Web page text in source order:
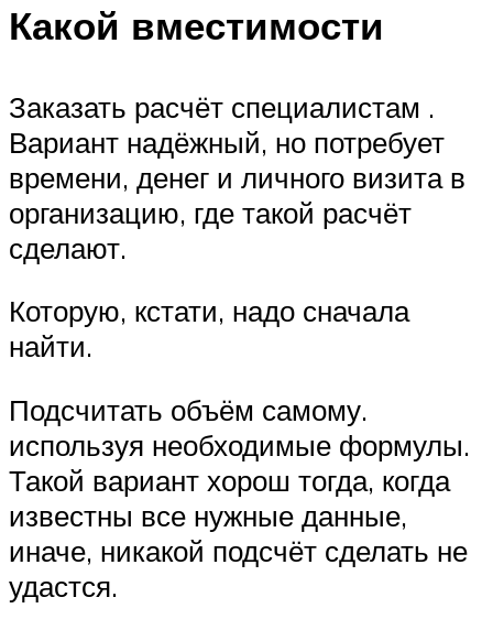
Какой вместимости
Заказать расчёт специалистам .
Вариант надёжный, но потребует
времени, денег и личного визита в
организацию, где такой расчёт
сделают.
Которую, кстати, надо сначала
найти.
Подсчитать объём самому.
используя необходимые формулы.
Такой вариант хорош тогда, когда
известны все нужные данные,
иначе, никакой подсчёт сделать не
удастся.